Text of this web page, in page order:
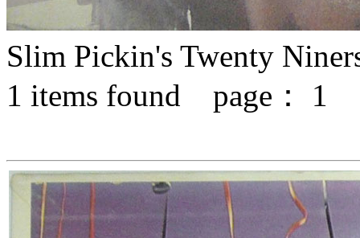
Slim Pickin's Twenty
1 items found page： 1